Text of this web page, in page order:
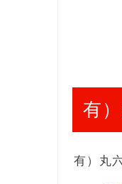
有
有）丸